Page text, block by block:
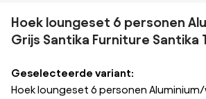
Hoek loungeset 6 personen
Grijs Santika Furniture Santika
Geselecteerde variant:
Hoek loungeset 6 personen Aluminium/